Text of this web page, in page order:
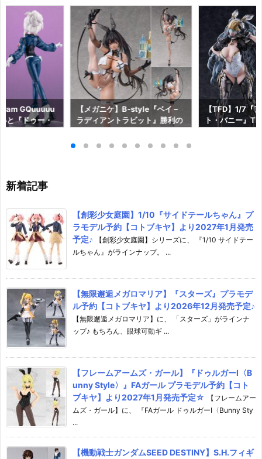
GQuuuuu
と『ドゥー・
【メガニケ】B-style『ベイ –
ラディアントラビット』勝利の
約【フリーイング】より2026
【TFD】1/7『
ト・バニー』
新着記事
【創彩少女庭園】1/10『サイドテールちゃん』プ
ラモデル予約【コトブキヤ】より2027年1月発売
予定♪
【創彩少女庭園】シリーズに、 『1/10 サイドテー
ルちゃん』がラインナップ。 ...
【無限邂逅メガロマリア】『スターズ』プラモデ
ル予約【コトブキヤ】より2026年12月発売予定♪
【無限邂逅メガロマリア】に、 「スターズ」がラインナ
ップ♪ もちろん、眼球可動ギ ...
【フレームアームズ・ガール】『ドゥルガーI〈B
unny Style〉』FAガール プラモデル予約【コト
ブキヤ】より2027年1月発売予定☆
【フレームアー
ムズ・ガール】に、 『FAガール ドゥルガーI〈Bunny Sty
...
【機動戦士ガンダムSEED DESTINY】S.H.フィギ